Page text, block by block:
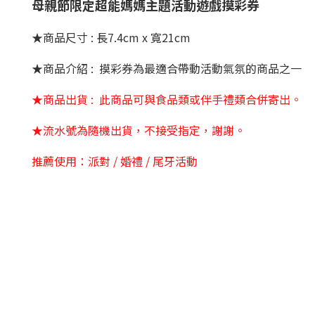
母親節限定超能媽媽主題活動遊戲摸彩券
★商品尺寸 : 長7.4cm x 寬21cm
★商品介紹 : 摸彩券為最適合帶動活動氣氛的商品之一
★商品出貨 : 此商品可與食品類或伴手禮類合併寄出。
★流水號為隨機出貨，不接受指定，謝謝。
推薦使用：派對 / 婚禮 / 尾牙活動